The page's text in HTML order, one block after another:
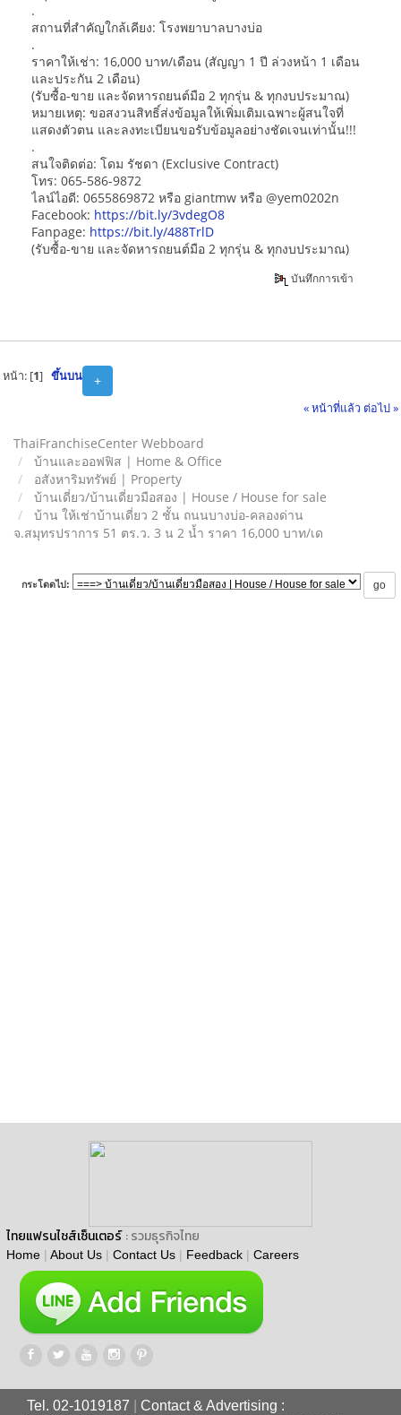
.
สถานที่สำคัญใกล้เคียง: โรงพยาบาลบางบ่อ
.
ราคาให้เช่า: 16,000 บาท/เดือน (สัญญา 1 ปี ล่วงหน้า 1 เดือน
และประกัน 2 เดือน)
(รับซื้อ-ขาย และจัดหารถยนต์มือ 2 ทุกรุ่น & ทุกงบประมาณ)
หมายเหตุ: ขอสงวนสิทธิ์ส่งข้อมูลให้เพิ่มเติมเฉพาะผู้สนใจที่
แสดงตัวตน และลงทะเบียนขอรับข้อมูลอย่างชัดเจนเท่านั้น!!!
.
สนใจติดต่อ: โดม รัชดา (Exclusive Contract)
โทร: 065-586-9872
ไลน์ไอดี: 0655869872 หรือ giantmw หรือ @yem0202n
Facebook: https://bit.ly/3vdegO8
Fanpage: https://bit.ly/488TrlD
(รับซื้อ-ขาย และจัดหารถยนต์มือ 2 ทุกรุ่น & ทุกงบประมาณ)
บันทึกการเข้า
+
หน้า: [1] ขึ้นบน
« หน้าที่แล้ว ต่อไป »
ThaiFranchiseCenter Webboard
บ้านและออฟฟิส | Home & Office
อสังหาริมทรัพย์ | Property
บ้านเดี่ยว/บ้านเดี่ยวมือสอง | House / House for sale
บ้าน ให้เช่าบ้านเดี่ยว 2 ชั้น ถนนบางบ่อ-คลองด่าน
จ.สมุทรปราการ 51 ตร.ว. 3 น 2 น้ำ ราคา 16,000 บาท/เด
กระโดดไป:
ไทยแฟรนไชส์เซ็นเตอร์ : รวมธุรกิจไทย
Home | About Us | Contact Us | Feedback | Careers
Tel. 02-1019187
Contact & Advertising :